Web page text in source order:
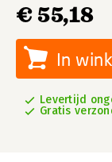
€ 55,18
In
Levertijd
Gratis